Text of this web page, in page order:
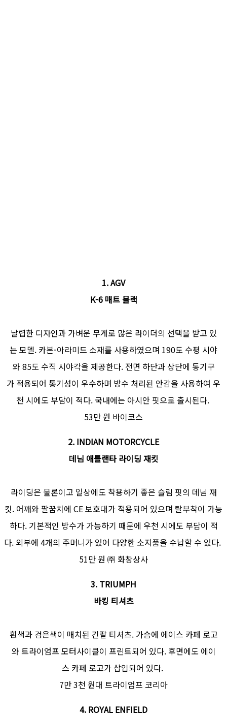
1. AGV
K-6 매트 블랙
날렵한 디자인과 가벼운 무게로 많은 라이더의 선택을 받고 있
는 모델. 카본-아라미드 소재를 사용하였으며 190도 수평 시야
와 85도 수직 시야각을 제공한다. 전면 하단과 상단에 통기구
가 적용되어 통기성이 우수하며 방수 처리된 안감을 사용하여 우
천 시에도 부담이 적다. 국내에는 아시안 핏으로 출시된다.
53만 원 바이코스
2. INDIAN MOTORCYCLE
데님 애틀랜타 라이딩 재킷
라이딩은 물론이고 일상에도 착용하기 좋은 슬림 핏의 데님 재
킷. 어깨와 팔꿈치에 CE 보호대가 적용되어 있으며 탈부착이 가능
하다. 기본적인 방수가 가능하기 때문에 우천 시에도 부담이 적
다. 외부에 4개의 주머니가 있어 다양한 소지품을 수납할 수 있다.
51만 원 ㈜ 화창상사
3. TRIUMPH
바킹 티셔츠
흰색과 검은색이 매치된 긴팔 티셔츠. 가슴에 에이스 카페 로고
와 트라이엄프 모터사이클이 프린트되어 있다. 후면에도 에이
스 카페 로고가 삽입되어 있다.
7만 3천 원대 트라이엄프 코리아
4. ROYAL ENFIELD